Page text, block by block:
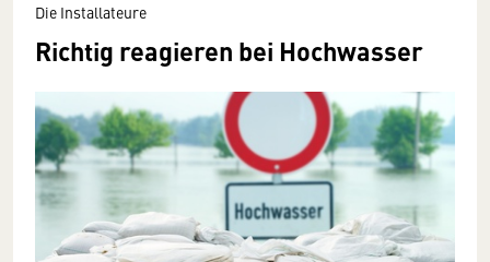
Die Installateure
Richtig reagieren bei Hochwasser